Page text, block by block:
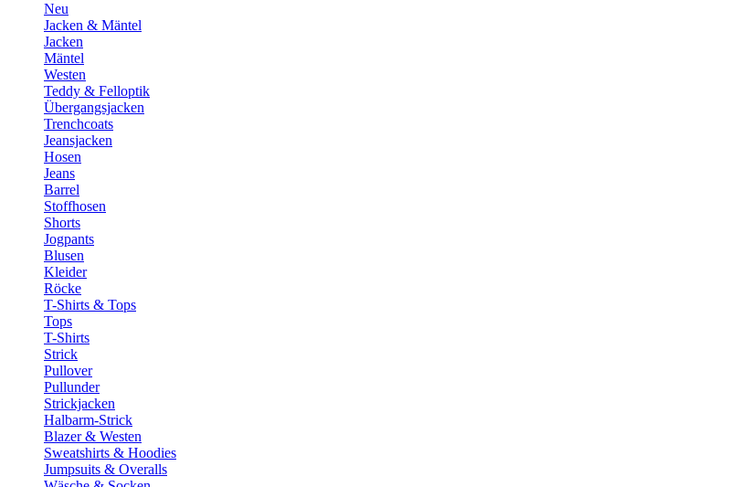
Neu
Jacken & Mäntel
Jacken
Mäntel
Westen
Teddy & Felloptik
Übergangsjacken
Trenchcoats
Jeansjacken
Hosen
Jeans
Barrel
Stoffhosen
Shorts
Jogpants
Blusen
Kleider
Röcke
T-Shirts & Tops
Tops
T-Shirts
Strick
Pullover
Pullunder
Strickjacken
Halbarm-Strick
Blazer & Westen
Sweatshirts & Hoodies
Jumpsuits & Overalls